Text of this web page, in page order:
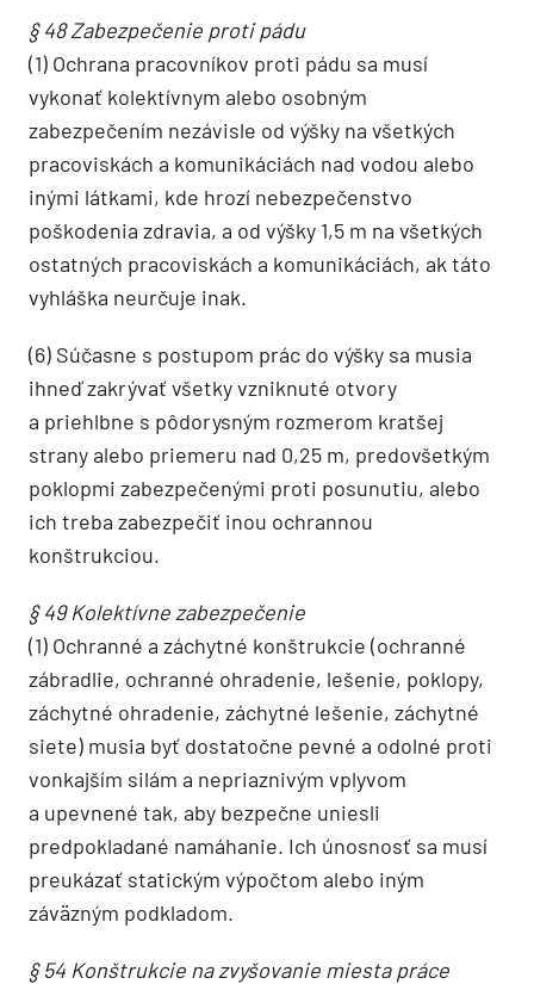
§ 48 Zabezpečenie proti pádu
(1) Ochrana pracovníkov proti pádu sa musí
vykonať kolektívnym alebo osobným
zabezpečením nezávisle od výšky na všetkých
pracoviskách a komunikáciách nad vodou alebo
inými látkami, kde hrozí nebezpečenstvo
poškodenia zdravia, a od výšky 1,5 m na všetkých
ostatných pracoviskách a komunikáciách, ak táto
vyhláška neurčuje inak.
(6) Súčasne s postupom prác do výšky sa musia
ihneď zakrývať všetky vzniknuté otvory
a priehlbne s pôdorysným rozmerom kratšej
strany alebo priemeru nad 0,25 m, predovšetkým
poklopmi zabezpečenými proti posunutiu, alebo
ich treba zabezpečiť inou ochrannou
konštrukciou.
§ 49 Kolektívne zabezpečenie
(1) Ochranné a záchytné konštrukcie (ochranné
zábradlie, ochranné ohradenie, lešenie, poklopy,
záchytné ohradenie, záchytné lešenie, záchytné
siete) musia byť dostatočne pevné a odolné proti
vonkajším silám a nepriaznivým vplyvom
a upevnené tak, aby bezpečne uniesli
predpokladané namáhanie. Ich únosnosť sa musí
preukázať statickým výpočtom alebo iným
záväzným podkladom.
§ 54 Konštrukcie na zvyšovanie miesta práce